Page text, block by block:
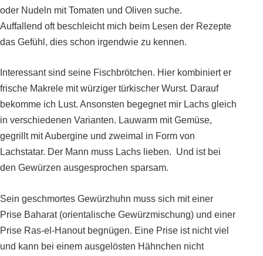
oder Nudeln mit Tomaten und Oliven suche.
Auffallend oft beschleicht mich beim Lesen der Rezepte
das Gefühl, dies schon irgendwie zu kennen.
Interessant sind seine Fischbrötchen. Hier kombiniert er
frische Makrele mit würziger türkischer Wurst. Darauf
bekomme ich Lust. Ansonsten begegnet mir Lachs gleich
in verschiedenen Varianten. Lauwarm mit Gemüse,
gegrillt mit Aubergine und zweimal in Form von
Lachstatar. Der Mann muss Lachs lieben. Und ist bei
den Gewürzen ausgesprochen sparsam.
Sein geschmortes Gewürzhuhn muss sich mit einer
Prise Baharat (orientalische Gewürzmischung) und einer
Prise Ras-el-Hanout begnügen. Eine Prise ist nicht viel
und kann bei einem ausgelösten Hähnchen nicht